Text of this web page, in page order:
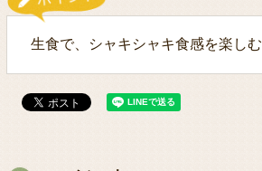
生食で、シャキシャキ食感を楽しむ